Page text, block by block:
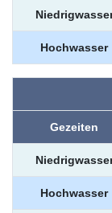
Hochwasser
Gezeiten
Hochwasser